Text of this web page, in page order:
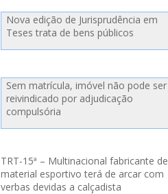
Nova edição de Jurisprudência em
Teses trata de bens públicos
Sem matrícula, imóvel não pode ser
reivindicado por adjudicação
compulsória
TRT-15ª – Multinacional fabricante de
material esportivo terá de arcar com
verbas devidas a calçadista